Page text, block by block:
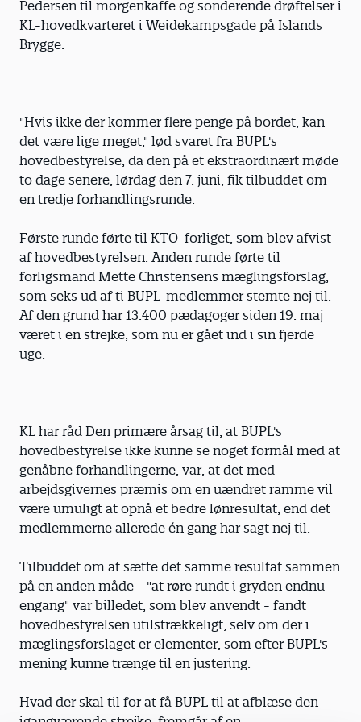
Pedersen til morgenkaffe og sonderende drøftelser i
KL-hovedkvarteret i Weidekampsgade på Islands
Brygge.
"Hvis ikke der kommer flere penge på bordet, kan
det være lige meget," lød svaret fra BUPL's
hovedbestyrelse, da den på et ekstraordinært møde
to dage senere, lørdag den 7. juni, fik tilbuddet om
en tredje forhandlingsrunde.
Første runde førte til KTO-forliget, som blev afvist
af hovedbestyrelsen. Anden runde førte til
forligsmand Mette Christensens mæglingsforslag,
som seks ud af ti BUPL-medlemmer stemte nej til.
Af den grund har 13.400 pædagoger siden 19. maj
været i en strejke, som nu er gået ind i sin fjerde
uge.
KL har råd Den primære årsag til, at BUPL's
hovedbestyrelse ikke kunne se noget formål med at
genåbne forhandlingerne, var, at det med
arbejdsgivernes præmis om en uændret ramme vil
være umuligt at opnå et bedre lønresultat, end det
medlemmerne allerede én gang har sagt nej til.
Tilbuddet om at sætte det samme resultat sammen
på en anden måde - "at røre rundt i gryden endnu
engang" var billedet, som blev anvendt - fandt
hovedbestyrelsen utilstrækkeligt, selv om der i
mæglingsforslaget er elementer, som efter BUPL's
mening kunne trænge til en justering.
Hvad der skal til for at få BUPL til at afblæse den